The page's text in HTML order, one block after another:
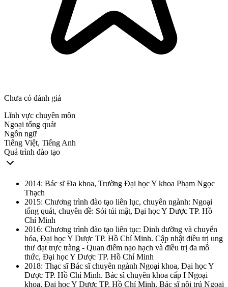
Chưa có đánh giá
Lĩnh vực chuyên môn
Ngoại tổng quát
Ngôn ngữ
Tiếng Việt, Tiếng Anh
Quá trình đào tạo
2014: Bác sĩ Đa khoa, Trường Đại học Y khoa Phạm Ngọc
Thạch
2015: Chương trình đào tạo liên lục, chuyên ngành: Ngoại
tổng quát, chuyên đề: Sỏi túi mật, Đại học Y Dược TP. Hồ
Chí Minh
2016: Chương trình đào tạo liên tục: Dinh dưỡng và chuyển
hóa, Đại học Y Dược TP. Hồ Chí Minh. Cập nhật điều trị ung
thư đạt trực tràng - Quan điểm nạo hạch và điều trị đa mô
thức, Đại học Y Dược TP. Hồ Chí Minh
2018: Thạc sĩ Bác sĩ chuyên ngành Ngoại khoa, Đại học Y
Dược TP. Hồ Chí Minh. Bác sĩ chuyên khoa cấp I Ngoại
khoa, Đại học Y Dược TP. Hồ Chí Minh. Bác sĩ nội trú Ngoại